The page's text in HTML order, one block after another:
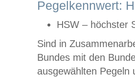
Pegelkennwert:
HSW – höchster
Sind in
Bundes mit den
ausgewählten